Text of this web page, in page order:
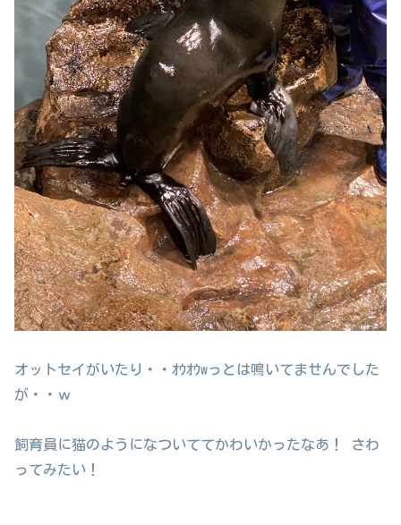
オットセイがいたり・・ｵｳｵｳwっとは鳴いてませんでした
が・・ｗ
飼育員に猫のようになついててかわいかったなあ！ さわ
ってみたい！